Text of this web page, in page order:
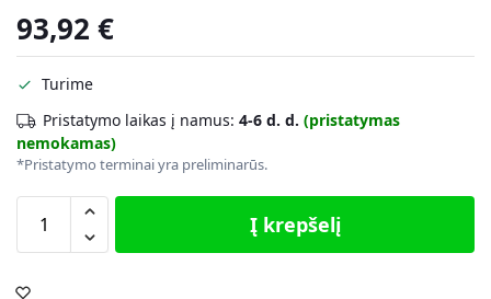
93,92 €
Turime
Pristatymo laikas į namus: 4-6 d. d. (pristatymas
nemokamas)
*Pristatymo terminai yra preliminarūs.
Į krepšelį